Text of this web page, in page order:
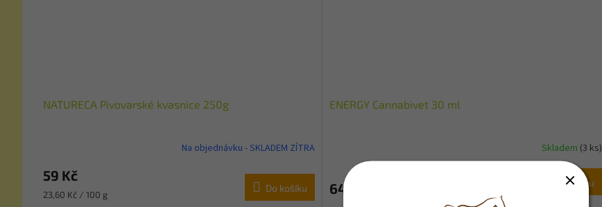
NATURECA Pivovarské kvasnice 250g
Na objednávku - SKLADEM ZÍTRA
59 Kč
Měrná
23,60 Kč / 100 g
Do košíku
ENERGY Cannabivet 30 ml
Skladem (3 ks)
649 Kč Do košíku